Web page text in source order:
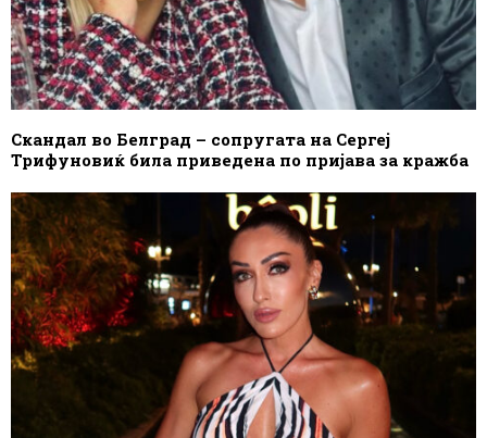
Скандал во Белград – сопругата на Сергеј
Трифуновиќ била приведена по пријава за кражба